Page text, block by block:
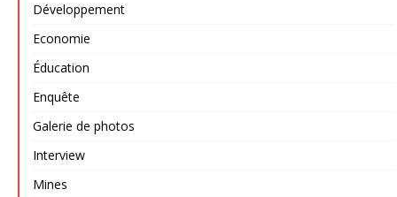
Développement
Economie
Éducation
Enquête
Galerie de photos
Interview
Mines